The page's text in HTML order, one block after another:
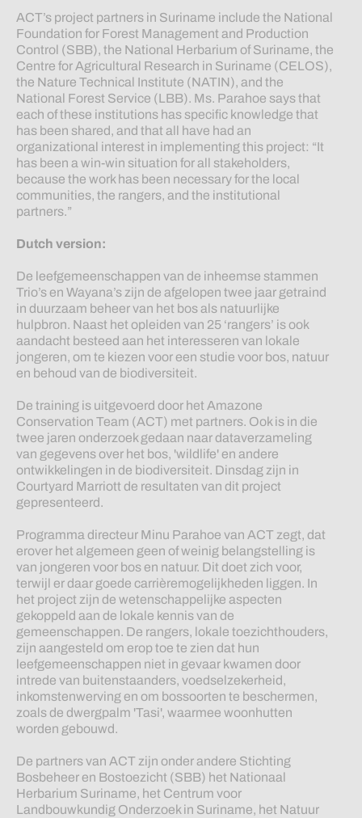
ACT’s project partners in Suriname include the National
Foundation for Forest Management and Production
Control (SBB), the National Herbarium of Suriname, the
Centre for Agricultural Research in Suriname (CELOS),
the Nature Technical Institute (NATIN), and the
National Forest Service (LBB). Ms. Parahoe says that
each of these institutions has specific knowledge that
has been shared, and that all have had an
organizational interest in implementing this project: “It
has been a win-win situation for all stakeholders,
because the work has been necessary for the local
communities, the rangers, and the institutional
partners.”
Dutch version:
De leefgemeenschappen van de inheemse stammen
Trio’s en Wayana’s zijn de afgelopen twee jaar getraind
in duurzaam beheer van het bos als natuurlijke
hulpbron. Naast het opleiden van 25 ‘rangers’ is ook
aandacht besteed aan het interesseren van lokale
jongeren, om te kiezen voor een studie voor bos, natuur
en behoud van de biodiversiteit.
De training is uitgevoerd door het Amazone
Conservation Team (ACT) met partners. Ook is in die
twee jaren onderzoek gedaan naar dataverzameling
van gegevens over het bos, 'wildlife' en andere
ontwikkelingen in de biodiversiteit. Dinsdag zijn in
Courtyard Marriott de resultaten van dit project
gepresenteerd.
Programma directeur Minu Parahoe van ACT zegt, dat
erover het algemeen geen of weinig belangstelling is
van jongeren voor bos en natuur. Dit doet zich voor,
terwijl er daar goede carrièremogelijkheden liggen. In
het project zijn de wetenschappelijke aspecten
gekoppeld aan de lokale kennis van de
gemeenschappen. De rangers, lokale toezichthouders,
zijn aangesteld om erop toe te zien dat hun
leefgemeenschappen niet in gevaar kwamen door
intrede van buitenstaanders, voedselzekerheid,
inkomstenwerving en om bossoorten te beschermen,
zoals de dwergpalm 'Tasi', waarmee woonhutten
worden gebouwd.
De partners van ACT zijn onder andere Stichting
Bosbeheer en Bostoezicht (SBB) het Nationaal
Herbarium Suriname, het Centrum voor
Landbouwkundig Onderzoek in Suriname, het Natuur